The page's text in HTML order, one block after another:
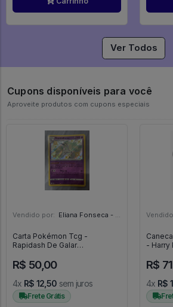
Ver Todos
Cupons disponíveis para você
Aproveite produtos com cupons especiais
Vendido por: Eliana Fonseca - SP
Carta Pokémon Tcg -
Rapidash De Galar
Brilhantes - Pokemon - Copag
R$ 50,00
4x R$ 12,50 sem juros
Frete Grátis
- Harry
R$
4x R$